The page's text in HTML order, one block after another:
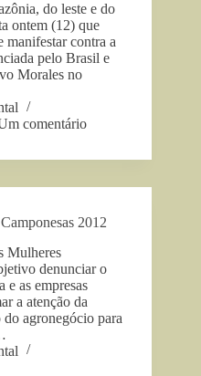
do leste e do
ontem (12) que
manifestar contra a
pelo Brasil e
Morales no
comentário
2012
Mulheres
denunciar o
e as empresas
a atenção da
agronegócio para